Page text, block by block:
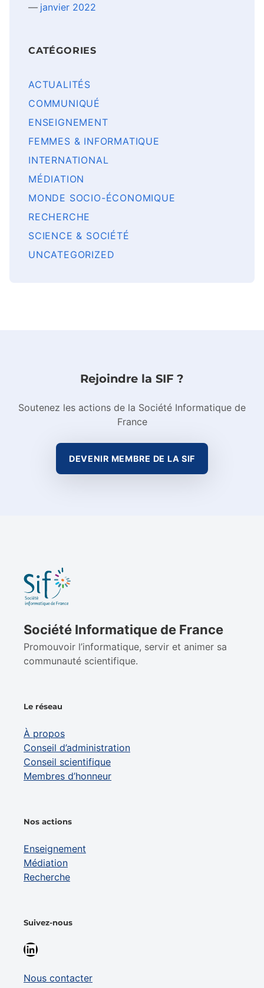
janvier 2022
CATÉGORIES
ACTUALITÉS
COMMUNIQUÉ
ENSEIGNEMENT
FEMMES & INFORMATIQUE
INTERNATIONAL
MÉDIATION
MONDE SOCIO-ÉCONOMIQUE
RECHERCHE
SCIENCE & SOCIÉTÉ
UNCATEGORIZED
Rejoindre la SIF ?
Soutenez les actions de la Société Informatique de
France
DEVENIR MEMBRE DE LA SIF
Société Informatique de France
Promouvoir l’informatique, servir et animer sa
communauté scientifique.
Le réseau
À propos
Conseil d’administration
Conseil scientifique
Membres d’honneur
Nos actions
Enseignement
Médiation
Recherche
Suivez-nous
LinkedIn
Nous contacter